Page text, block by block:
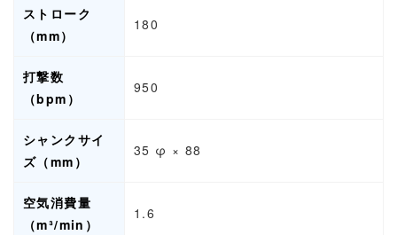
ストローク
（mm）
180
打撃数
（bpm）
950
シャンクサイ
ズ（mm）
35 φ × 88
空気消費量
（m³/min）
1.6